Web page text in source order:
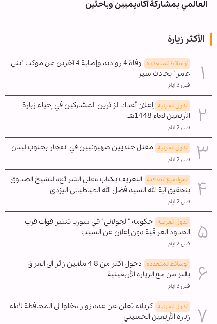
العالمي بمشاركة أكاديميين وباحثين
الأكثر زيارة
الوسائط المتعدده
وفاة 4 رواديد وإصابة 4 آخرين من موكب "بني
عامر" بحادث سير
قبل 3 ايام
الدول العربیه إعلان أعداد الزائرين المشاركين في إحياء زيارة
الأربعين لعام 1448هـ
قبل 2 ايام
الدول العربیه مقتل جنديين صهيونيين في انفجار بجنوب لبنان
قبل 2 ايام
المواضیع الثقافية التعريف بكتاب «علل الشرائع» للشيخ الصدوق
بتحقيق آية الله السيد فضل الله الطباطبائي اليزدي
قبل 2 ايام
الدول العربیه حكومة "الجولاني" في سوريا تنشر قوات قرب
الحدود العراقية دون إعلان عن السبب
قبل 2 ايام
الوسائط المتعدده
دخول أكثر من 4.8 ملايين زائر الى العراق
بالتزامن مع الزيارة الأربعينية
قبل 3 ايام
الدول العربیه كربلاء تعلن عن عدد زوار دخلوا الى المحافظة لأداء
زيارة الأربعين الحسيني